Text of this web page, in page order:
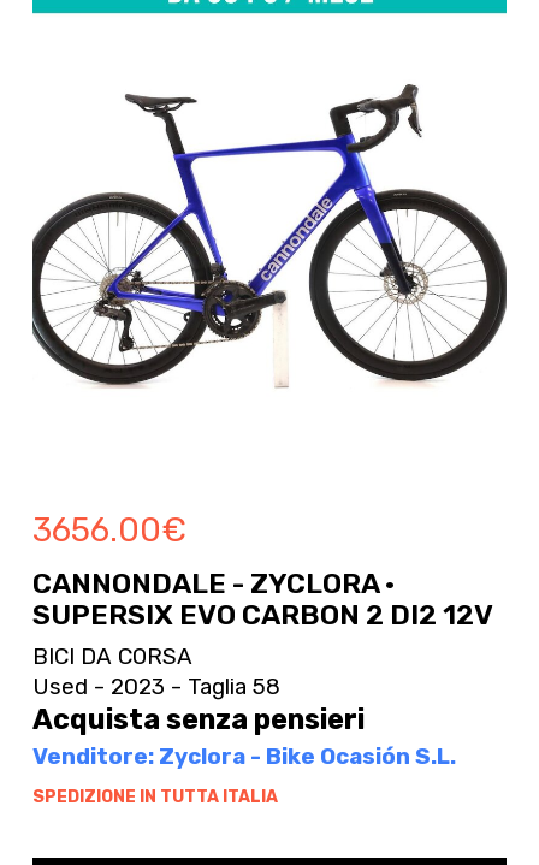
3656.00€
CANNONDALE - ZYCLORA ·
SUPERSIX EVO CARBON 2 DI2 12V
BICI DA CORSA
Used - 2023 - Taglia 58
Acquista senza pensieri
Venditore: Zyclora - Bike Ocasión S.L.
SPEDIZIONE IN TUTTA ITALIA